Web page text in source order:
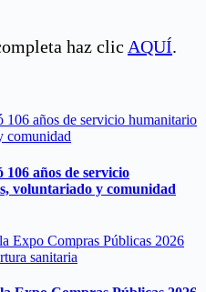
haz clic AQUÍ.
años de servicio
voluntariado y comunidad